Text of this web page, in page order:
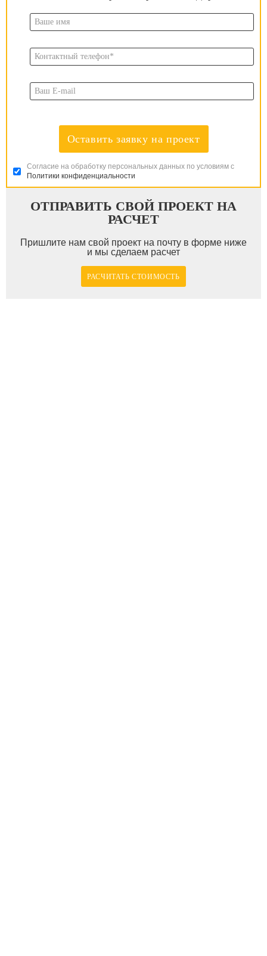
Оставить заявку на проект
Согласие на обработку персональных данных по условиям с
Политики конфиденциальности
ОТПРАВИТЬ СВОЙ ПРОЕКТ НА
РАСЧЕТ
Пришлите нам свой проект на почту в форме ниже
и мы сделаем расчет
РАСЧИТАТЬ СТОИМОСТЬ